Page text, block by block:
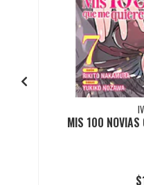
MIS 100 NOVIAS